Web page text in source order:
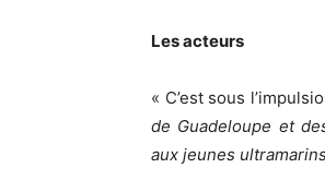
Les acteurs
« C’est sous
de Guadeloupe et
aux jeunes